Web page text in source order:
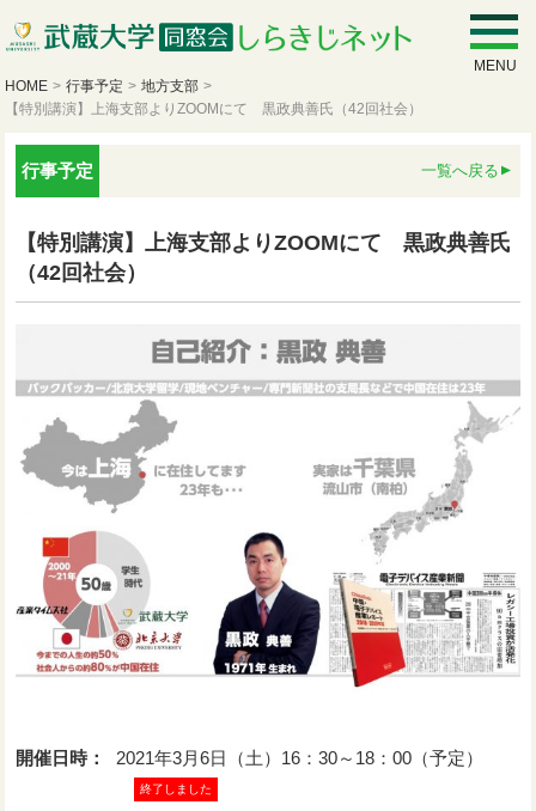
MENU
HOME > 行事予定 > 地方支部 >
【特別講演】上海支部よりZOOMにて 黒政典善氏（42回社会）
行事予定 一覧へ戻る
【特別講演】上海支部よりZOOMにて 黒政典善氏
（42回社会）
開催日時： 2021年3月6日（土）16：30～18：00（予定）
終了しました